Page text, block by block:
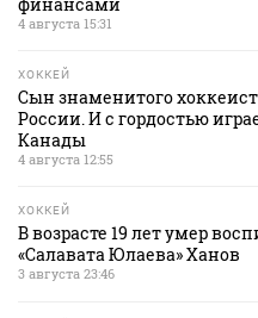
4 августа 15:31
ХОККЕЙ
Сын знаменитого
России. И с гордостью
Канады
4 августа 12:55
ХОККЕЙ
В возрасте 19 лет умер
«Салавата Юлаева» Ханов
3 августа 23:46